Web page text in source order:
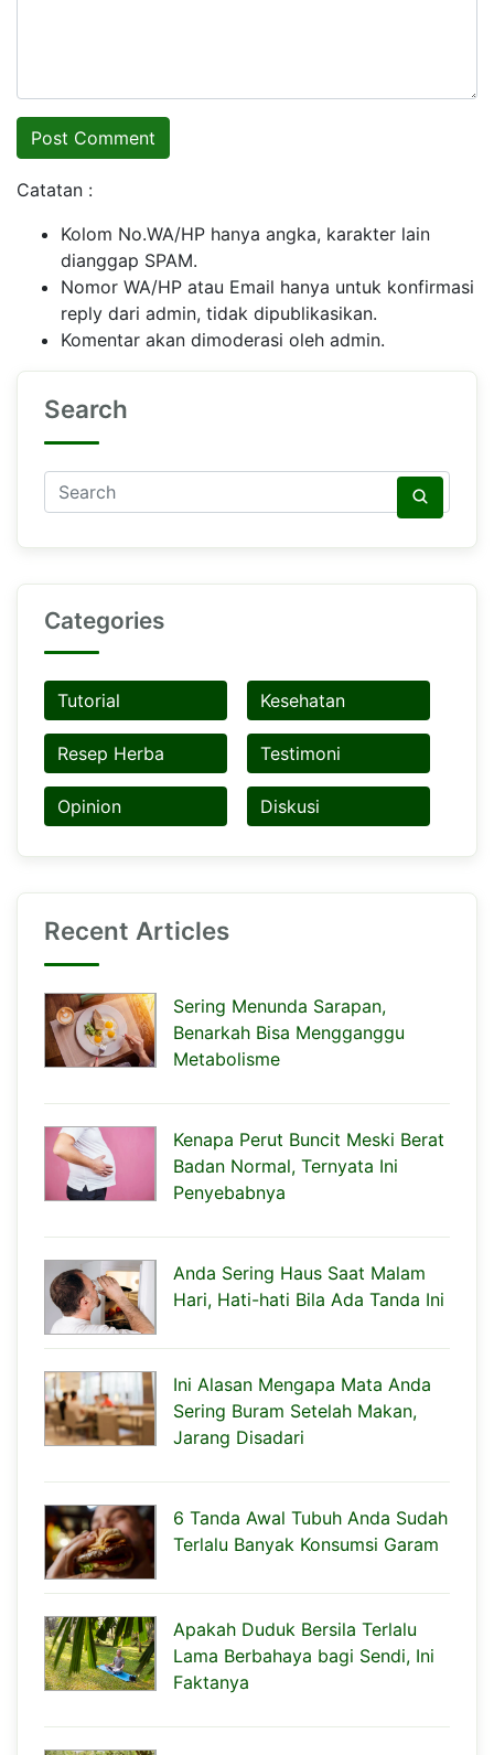
Catatan :
Kolom No.WA/HP hanya angka, karakter lain
dianggap SPAM.
Nomor WA/HP atau Email hanya untuk konfirmasi
reply dari admin, tidak dipublikasikan.
Komentar akan dimoderasi oleh admin.
Search
Categories
Tutorial Kesehatan
Resep Herba Testimoni
Opinion Diskusi
Recent Articles
Sering Menunda Sarapan,
Benarkah Bisa Mengganggu
Metabolisme
Kenapa Perut Buncit Meski Berat
Badan Normal, Ternyata Ini
Penyebabnya
Anda Sering Haus Saat Malam
Hari, Hati-hati Bila Ada Tanda Ini
Ini Alasan Mengapa Mata Anda
Sering Buram Setelah Makan,
Jarang Disadari
6 Tanda Awal Tubuh Anda Sudah
Terlalu Banyak Konsumsi Garam
Apakah Duduk Bersila Terlalu
Lama Berbahaya bagi Sendi, Ini
Faktanya